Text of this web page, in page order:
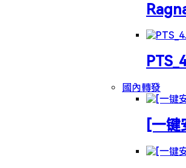
國內轉發
[一